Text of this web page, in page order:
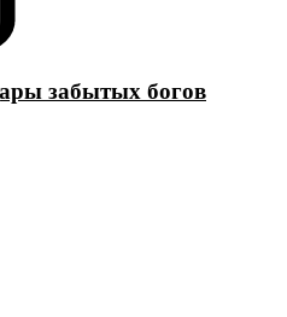
забытых богов